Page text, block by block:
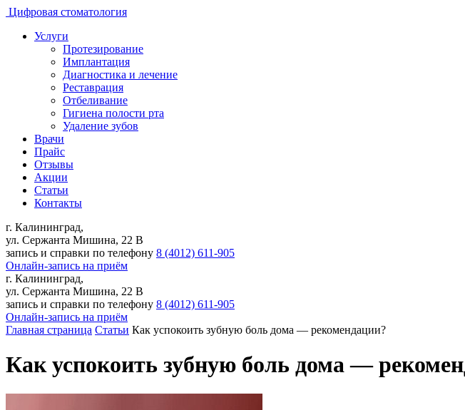
Цифровая стоматология
Услуги
Протезирование
Имплантация
Диагностика и лечение
Реставрация
Отбеливание
Гигиена полости рта
Удаление зубов
Врачи
Прайс
Отзывы
Акции
Статьи
Контакты
г. Калининград,
ул. Сержанта Мишина, 22 В
запись и справки по телефону 8 (4012) 611-905
Онлайн-запись на приём
г. Калининград,
ул. Сержанта Мишина, 22 В
запись и справки по телефону 8 (4012) 611-905
Онлайн-запись на приём
Главная страница Статьи Как успокоить зубную боль дома — рекомендации?
Как успокоить зубную боль дома —